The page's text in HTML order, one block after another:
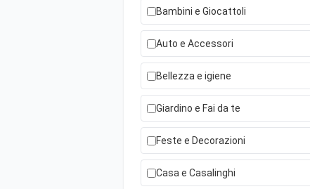
Bambini e Giocattoli
Auto e Accessori
Bellezza e igiene
Giardino e Fai da te
Feste e Decorazioni
Casa e Casalinghi